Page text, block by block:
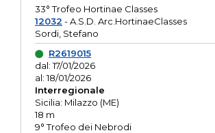
33° Trofeo Hortinae Classes
12032 - A.S.D. Arc.HortinaeClasses
Sordi, Stefano
R2619015
dal: 17/01/2026
al: 18/01/2026
Interregionale
Sicilia: Milazzo (ME)
18 m
9° Trofeo dei Nebrodi